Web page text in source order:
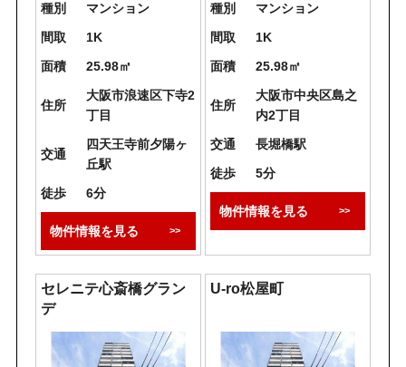
種別
マンション
間取
1K
面積
25.98㎡
住所
大阪市浪速区下寺2
丁目
交通
四天王寺前夕陽ヶ
丘駅
徒歩
6分
物件情報を見る
種別
マンション
間取
1K
面積
25.98㎡
住所
大阪市中央区島之
内2丁目
交通
長堀橋駅
徒歩
5分
物件情報を見る
セレニテ心斎橋グラン
デ
U-ro松屋町